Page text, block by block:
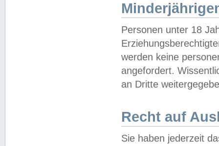
Personen unter 18
werden keine
angefordert.
an Dritte
Recht auf
Sie haben jederzeit